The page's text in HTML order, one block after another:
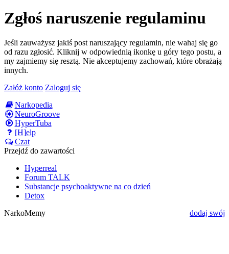
Zgłoś naruszenie regulaminu
Jeśli zauważysz jakiś post naruszający regulamin, nie wahaj się go
od razu zgłosić. Kliknij w odpowiednią ikonkę u góry tego postu, a
my zajmiemy się resztą. Nie akceptujemy zachowań, które obrażają
innych.
Załóż konto Zaloguj się
Narkopedia
NeuroGroove
HyperTuba
[H]elp
Czat
Przejdź do zawartości
Hyperreal
Forum TALK
Substancje psychoaktywne na co dzień
Detox
NarkoMemy
dodaj swój